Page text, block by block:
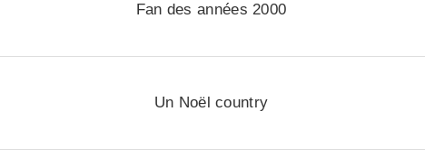
Fan des années 2000
Un Noël country